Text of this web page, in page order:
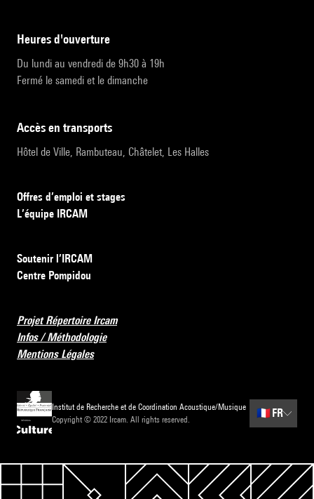
heures d'ouverture
Du lundi au vendredi de 9h30 à 19h
Fermé le samedi et le dimanche
accès en transports
Hôtel de Ville, Rambuteau, Châtelet, Les Halles
Offres d’emploi et stages
L’équipe IRCAM
Soutenir l’IRCAM
Centre Pompidou
Projet Répertoire Ircam
Infos / Méthodologie
Mentions Légales
Institut de Recherche et de Coordination Acoustique/Musique
Copyright © 2022 Ircam. All rights reserved.
🇫🇷 FR